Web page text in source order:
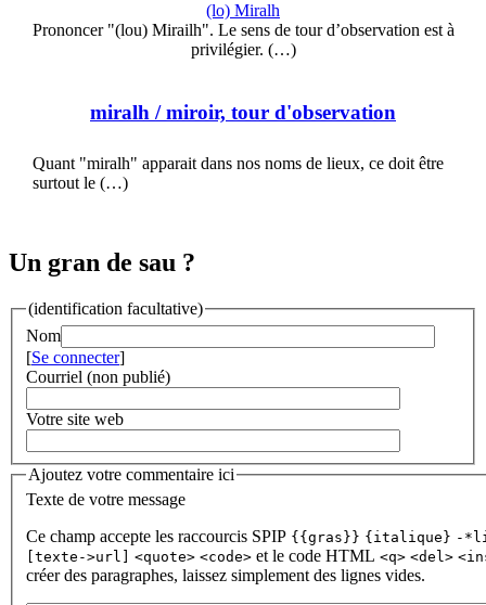
(lo) Miralh
Prononcer "(lou) Mirailh". Le sens de tour d’observation est à
privilégier. (…)
miralh / miroir, tour d'observation
Quant "miralh" apparait dans nos noms de lieux, ce doit être
surtout le (…)
Un gran de sau ?
(identification facultative)
Nom
[Se connecter]
Courriel (non publié)
Votre site web
Ajoutez votre commentaire ici
Texte de votre message
Ce champ accepte les raccourcis SPIP {{gras}} {italique} -
[texte->url]
<quote> <code> et le code HTML <q> <del>
créer des paragraphes, laissez simplement des lignes vides.